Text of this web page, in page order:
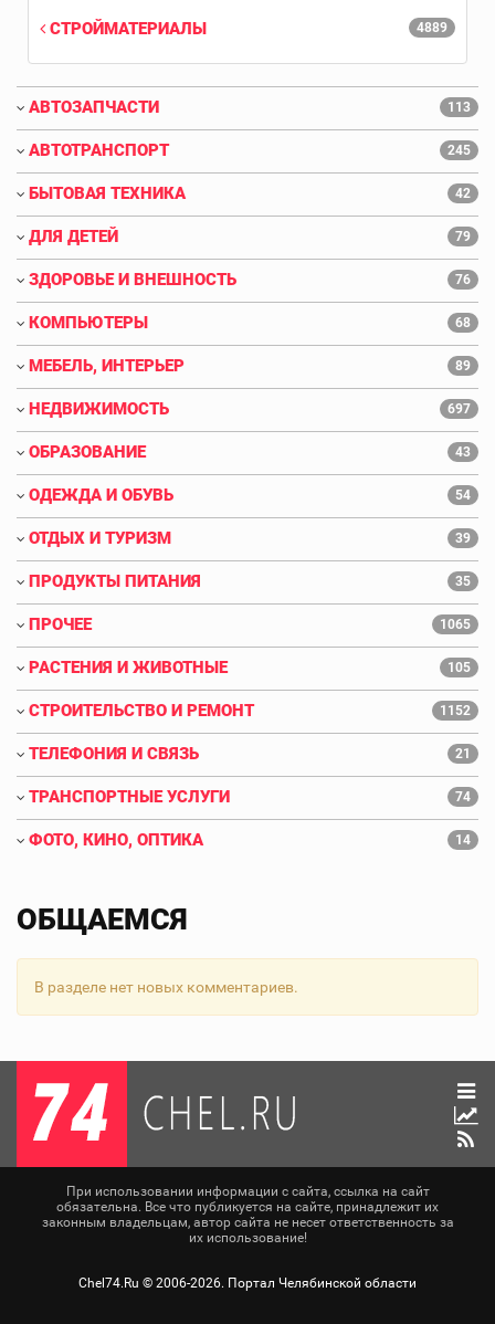
4889
СТРОЙМАТЕРИАЛЫ
АВТОЗАПЧАСТИ 113
АВТОТРАНСПОРТ 245
БЫТОВАЯ ТЕХНИКА 42
ДЛЯ ДЕТЕЙ 79
ЗДОРОВЬЕ И ВНЕШНОСТЬ 76
КОМПЬЮТЕРЫ 68
МЕБЕЛЬ, ИНТЕРЬЕР 89
НЕДВИЖИМОСТЬ 697
ОБРАЗОВАНИЕ 43
ОДЕЖДА И ОБУВЬ 54
ОТДЫХ И ТУРИЗМ 39
ПРОДУКТЫ ПИТАНИЯ 35
ПРОЧЕЕ 1065
РАСТЕНИЯ И ЖИВОТНЫЕ 105
СТРОИТЕЛЬСТВО И РЕМОНТ 1152
ТЕЛЕФОНИЯ И СВЯЗЬ 21
ТРАНСПОРТНЫЕ УСЛУГИ 74
ФОТО, КИНО, ОПТИКА 14
ОБЩАЕМСЯ
В разделе нет новых комментариев.
При использовании информации с сайта, ссылка на сайт
обязательна. Все что публикуется на сайте, принадлежит их
законным владельцам, автор сайта не несет ответственность за
их использование!
Chel74.Ru © 2006-2026. Портал Челябинской области